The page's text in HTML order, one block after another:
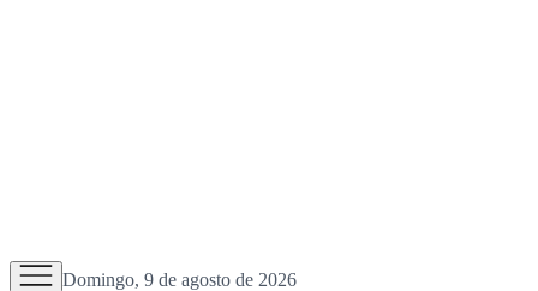
Domingo, 9 de agosto de 2026